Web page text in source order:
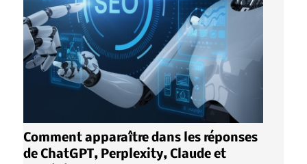
Comment apparaître dans les réponses
de ChatGPT, Perplexity, Claude et